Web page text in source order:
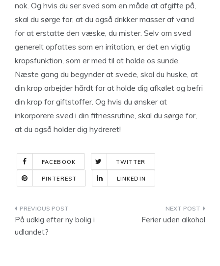
nok. Og hvis du ser sved som en måde at afgifte på,
skal du sørge for, at du også drikker masser af vand
for at erstatte den væske, du mister. Selv om sved
generelt opfattes som en irritation, er det en vigtig
kropsfunktion, som er med til at holde os sunde.
Næste gang du begynder at svede, skal du huske, at
din krop arbejder hårdt for at holde dig afkølet og befri
din krop for giftstoffer. Og hvis du ønsker at
inkorporere sved i din fitnessrutine, skal du sørge for,
at du også holder dig hydreret!
FACEBOOK TWITTER
PINTEREST LINKEDIN
Indlægsnavigation
På udkig efter ny bolig i
udlandet?
Ferier uden alkohol